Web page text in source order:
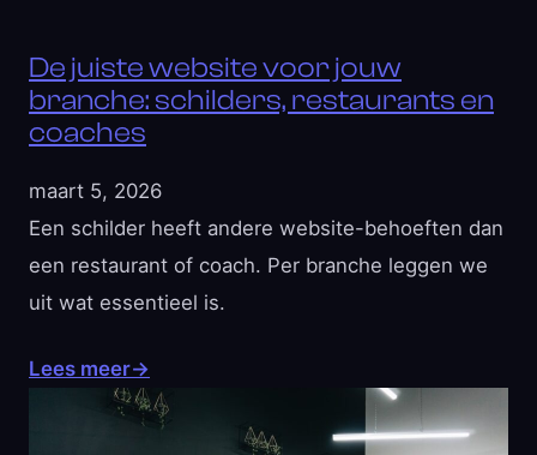
De juiste website voor jouw
branche: schilders, restaurants en
coaches
maart 5, 2026
Een schilder heeft andere website-behoeften dan
een restaurant of coach. Per branche leggen we
uit wat essentieel is.
Lees meer→